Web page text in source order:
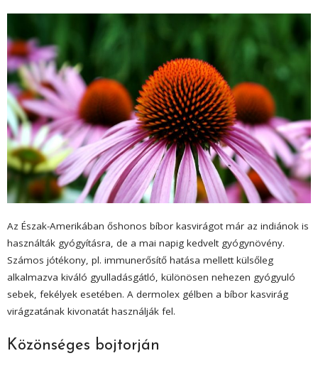
Az Észak-Amerikában őshonos bíbor kasvirágot már az indiánok is
használták gyógyításra, de a mai napig kedvelt gyógynövény.
Számos jótékony, pl. immunerősítő hatása mellett külsőleg
alkalmazva kiváló gyulladásgátló, különösen nehezen gyógyuló
sebek, fekélyek esetében. A dermolex gélben a bíbor kasvirág
virágzatának kivonatát használják fel.
Közönséges bojtorján